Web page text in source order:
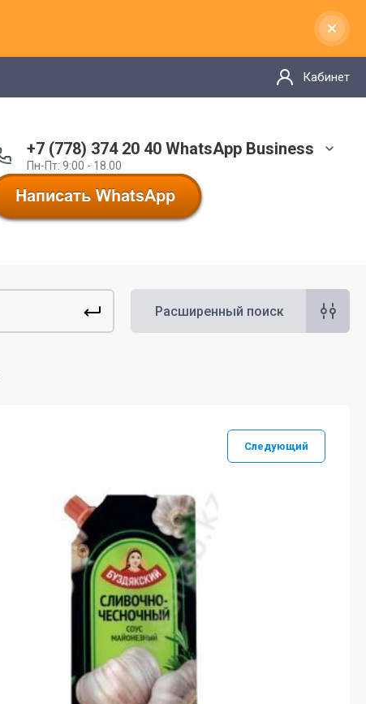
Кабинет
+7 (778) 374 20 40 WhatsApp Business
Пн-Пт: 9:00 - 18.00
Расширенный поиск
Следующий